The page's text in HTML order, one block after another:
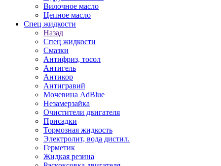
Вилочное масло
Цепное масло
Спец жидкости
Назад
Спец жидкости
Смазки
Антифриз, тосол
Антигель
Антикор
Антигравий
Мочевина AdBlue
Незамерзайка
Очистители двигателя
Присадки
Тормозная жидкость
Электролит, вода дистил.
Герметик
Жидкая резина